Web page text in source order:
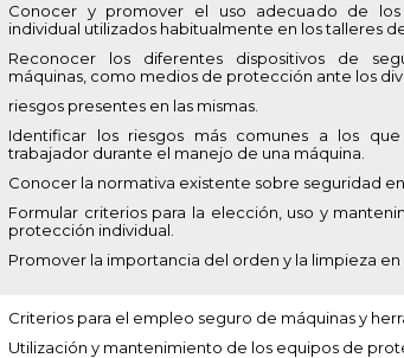
Conocer y promover el uso adecuado de
individual utilizados habitualmente en los talleres
Reconocer los diferentes dispositivos de
máquinas, como medios de protección ante los
riesgos presentes en las mismas.
Identificar los riesgos más comunes a los
trabajador durante el manejo de una máquina.
Conocer la normativa existente sobre seguridad en
Formular criterios para la elección, uso y
protección individual.
Promover la importancia del orden y la limpieza en
Criterios para el empleo seguro de máquinas y
Utilización y mantenimiento de los equipos de